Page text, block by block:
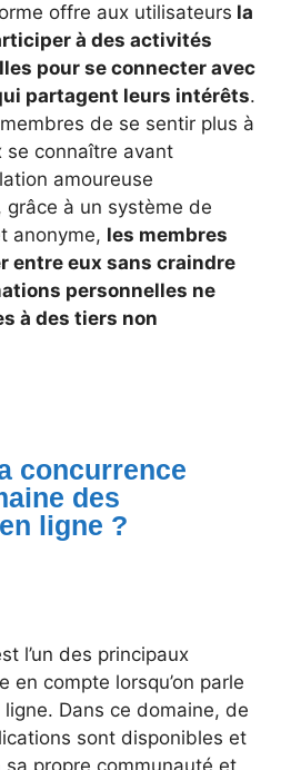
offre aux utilisateurs la
à des activités
pour se connecter avec
partagent leurs intérêts.
de se sentir plus à
se connaître avant
amoureuse
grâce à un système de
anonyme, les membres
entre eux sans craindre
personnelles ne
à des tiers non
concurrence
des
ligne ?
l’un des principaux
en compte lorsqu’on parle
Dans ce domaine, de
sont disponibles et
sa propre communauté et